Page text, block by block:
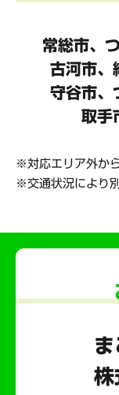
常総市、
古河市、
守谷市、
取手
対応エリア外か
交通状況により
株